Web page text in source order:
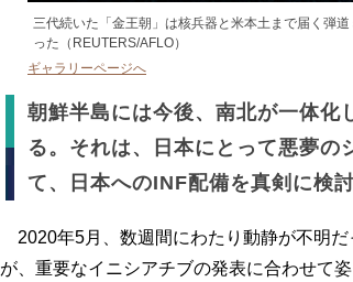
三代続いた「金王朝」は核兵器と米本土まで届く弾
った（REUTERS/AFLO）
ギャラリーページへ
朝鮮半島には今後、南北が一体化
る。それは、日本にとって悪夢の
て、日本へのINF配備を真剣に検
2020年5月、数週間にわたり動静が不明
が、重要なイニシアチブの発表に合わせて